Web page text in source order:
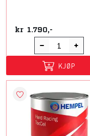
kr 1.790,-
KJØP